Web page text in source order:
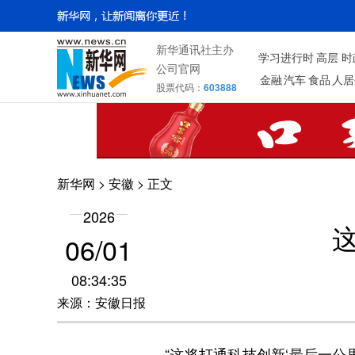
新华通讯社主办
公司官网
股票代码： 603888
学习进行时高层
金融汽车食品 人
新华网 > 安徽 > 正文
2026
06/01
08:34:35
来源：安徽日报